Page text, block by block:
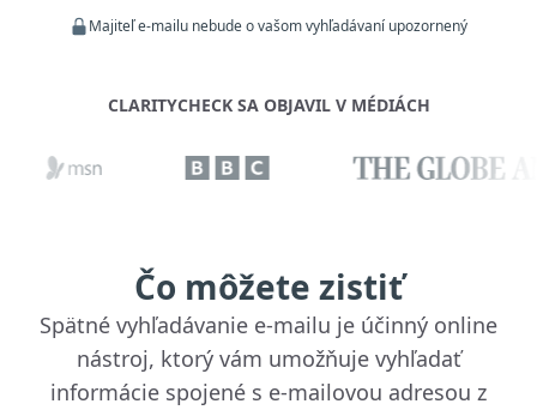
Majiteľ e-mailu nebude o vašom vyhľadávaní upozornený
CLARITYCHECK SA OBJAVIL V MÉDIÁCH
Čo môžete zistiť
Spätné vyhľadávanie e-mailu je účinný online
nástroj, ktorý vám umožňuje vyhľadať
informácie spojené s e-mailovou adresou z